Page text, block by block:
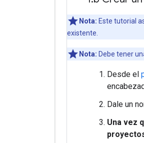
Nota: Este tutorial
existente.
Nota: Debe tener
Desde el
Dale un
Una vez